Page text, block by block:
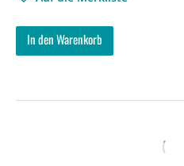
In den Warenkorb